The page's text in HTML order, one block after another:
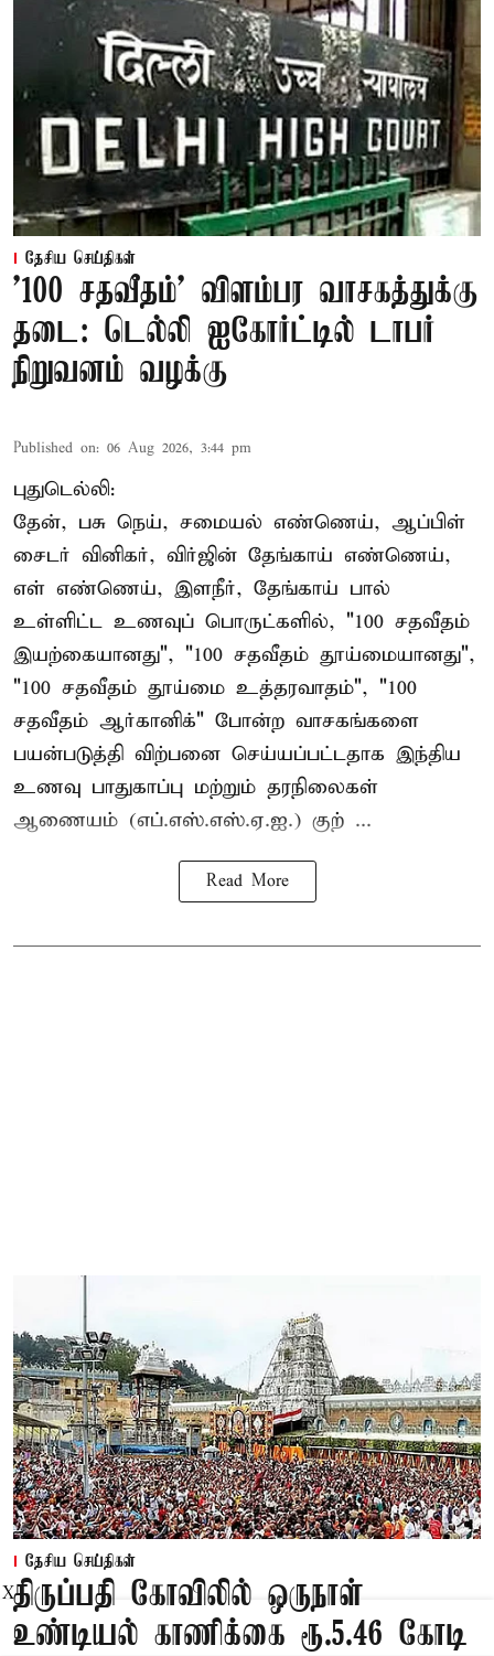
தேசிய செய்திகள்
'100 சதவீதம்' விளம்பர வாசகத்துக்கு
தடை: டெல்லி ஐகோர்ட்டில் டாபர்
நிறுவனம் வழக்கு
Published on: 06 Aug 2026, 3:44 pm
புதுடெல்லி:
தேன், பசு நெய், சமையல் எண்ணெய், ஆப்பிள்
சைடர் வினிகர், விர்ஜின் தேங்காய் எண்ணெய்,
எள் எண்ணெய், இளநீர், தேங்காய் பால்
உள்ளிட்ட உணவுப் பொருட்களில், "100 சதவீதம்
இயற்கையானது", "100 சதவீதம் தூய்மையானது",
"100 சதவீதம் தூய்மை உத்தரவாதம்", "100
சதவீதம் ஆர்கானிக்" போன்ற வாசகங்களை
பயன்படுத்தி விற்பனை செய்யப்பட்டதாக இந்திய
உணவு பாதுகாப்பு மற்றும் தரநிலைகள்
ஆணையம் (எப்.எஸ்.எஸ்.ஏ.ஐ.) குற் ...
Read More
தேசிய செய்திகள்
திருப்பதி கோவிலில் ஒருநாள்
உண்டியல் காணிக்கை ரூ.5.46 கோடி
X